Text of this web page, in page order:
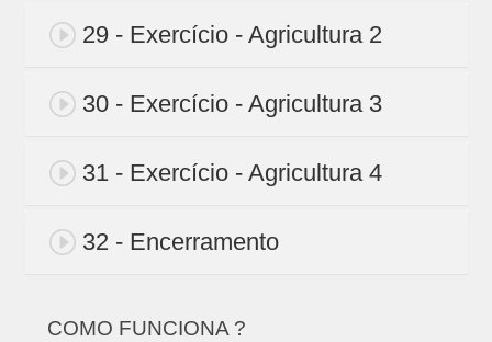
29 - Exercício - Agricultura 2
30 - Exercício - Agricultura 3
31 - Exercício - Agricultura 4
32 - Encerramento
COMO FUNCIONA ?